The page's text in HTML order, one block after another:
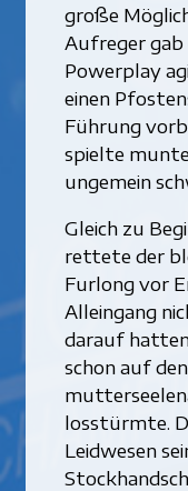
große
Aufreger gab
Powerplay
einen
Führung
spielte
ungemein
Gleich zu
rettete der
Furlong vor
Alleingang
darauf hatten
schon auf
losstürmte.
Leidwesen